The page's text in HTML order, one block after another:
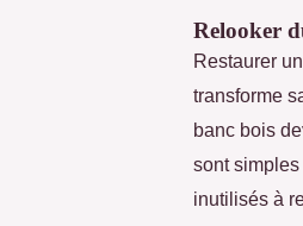
Relooker
Restaurer
transforme
banc bois
sont
inutilisés à